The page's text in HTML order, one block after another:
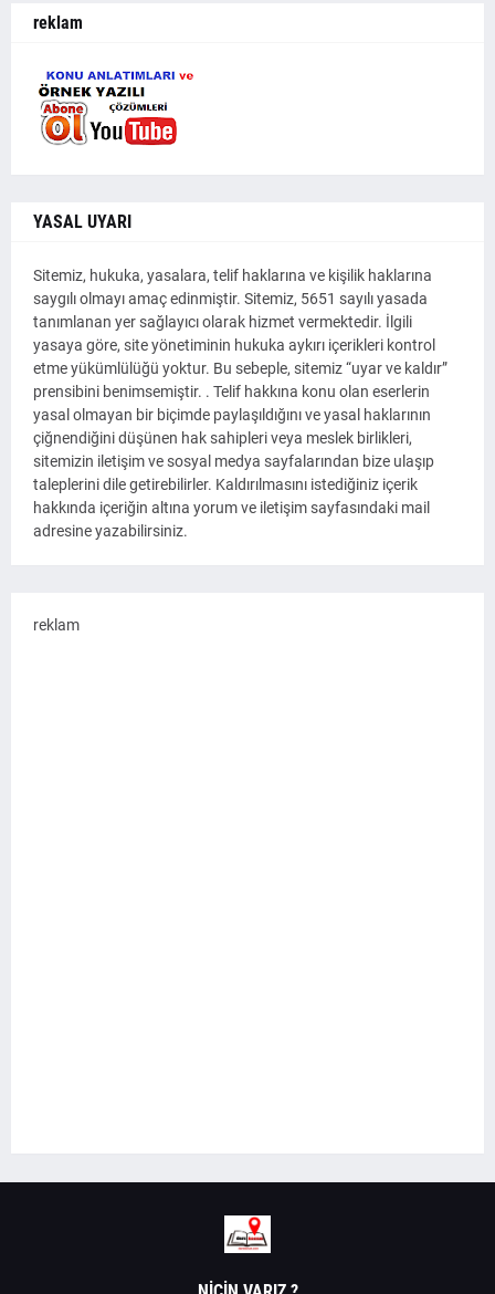
reklam
YASAL UYARI
Sitemiz, hukuka, yasalara, telif haklarına ve kişilik haklarına
saygılı olmayı amaç edinmiştir. Sitemiz, 5651 sayılı yasada
tanımlanan yer sağlayıcı olarak hizmet vermektedir. İlgili
yasaya göre, site yönetiminin hukuka aykırı içerikleri kontrol
etme yükümlülüğü yoktur. Bu sebeple, sitemiz “uyar ve kaldır”
prensibini benimsemiştir. . Telif hakkına konu olan eserlerin
yasal olmayan bir biçimde paylaşıldığını ve yasal haklarının
çiğnendiğini düşünen hak sahipleri veya meslek birlikleri,
sitemizin iletişim ve sosyal medya sayfalarından bize ulaşıp
taleplerini dile getirebilirler. Kaldırılmasını istediğiniz içerik
hakkında içeriğin altına yorum ve iletişim sayfasındaki mail
adresine yazabilirsiniz.
reklam